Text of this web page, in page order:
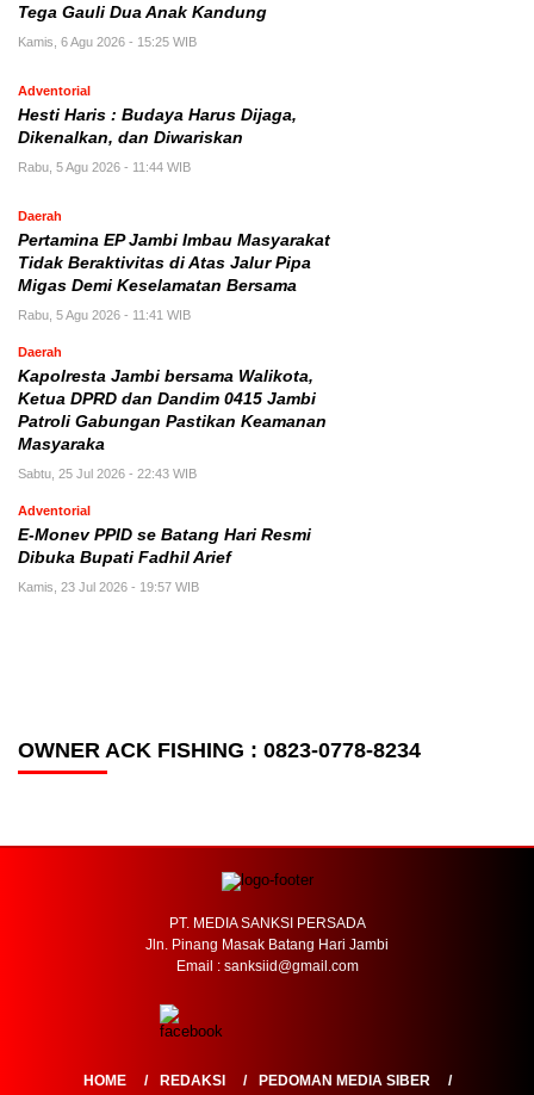
Tega Gauli Dua Anak Kandung
Kamis, 6 Agu 2026 - 15:25 WIB
Adventorial
Hesti Haris : Budaya Harus Dijaga,
Dikenalkan, dan Diwariskan
Rabu, 5 Agu 2026 - 11:44 WIB
Daerah
Pertamina EP Jambi Imbau Masyarakat
Tidak Beraktivitas di Atas Jalur Pipa
Migas Demi Keselamatan Bersama
Rabu, 5 Agu 2026 - 11:41 WIB
Daerah
Kapolresta Jambi bersama Walikota,
Ketua DPRD dan Dandim 0415 Jambi
Patroli Gabungan Pastikan Keamanan
Masyaraka
Sabtu, 25 Jul 2026 - 22:43 WIB
Adventorial
E-Monev PPID se Batang Hari Resmi
Dibuka Bupati Fadhil Arief
Kamis, 23 Jul 2026 - 19:57 WIB
OWNER ACK FISHING : 0823-0778-8234
PT. MEDIA SANKSI PERSADA
Jln. Pinang Masak Batang Hari Jambi
Email : sanksiid@gmail.com
HOME REDAKSI
PEDOMAN MEDIA SIBER